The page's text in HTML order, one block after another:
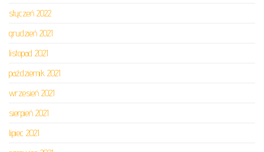
styczeń 2022
grudzień 2021
listopad 2021
październik 2021
wrzesień 2021
sierpień 2021
lipiec 2021